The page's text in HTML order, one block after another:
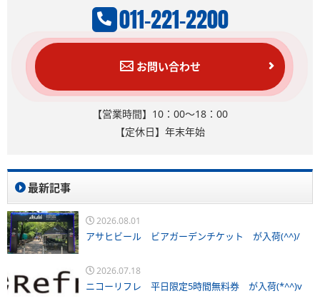
011-221-2200
お問い合わせ
【営業時間】10：00～18：00
【定休日】年末年始
最新記事
2026.08.01
アサヒビール ビアガーデンチケット が入荷(^^)/
2026.07.18
ニコーリフレ 平日限定5時間無料券 が入荷(*^^)v